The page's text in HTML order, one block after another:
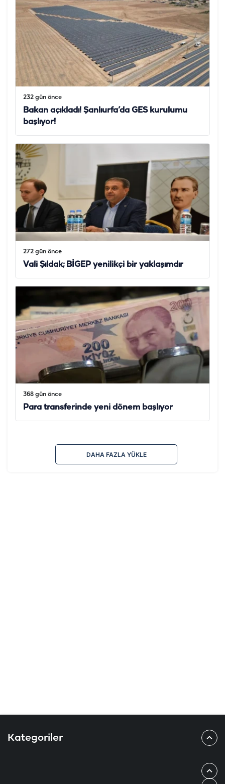
232 gün önce
Bakan açıkladı! Şanlıurfa’da GES kurulumu
başlıyor!
272 gün önce
Vali Şıldak; BİGEP yenilikçi bir yaklaşımdır
368 gün önce
Para transferinde yeni dönem başlıyor
DAHA FAZLA YÜKLE
Kategoriler